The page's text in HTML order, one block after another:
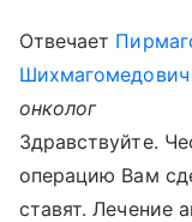
Отвечает
Шихмагомедович
онколог
Здравствуйте.
операцию Вам
ставят. Лечение